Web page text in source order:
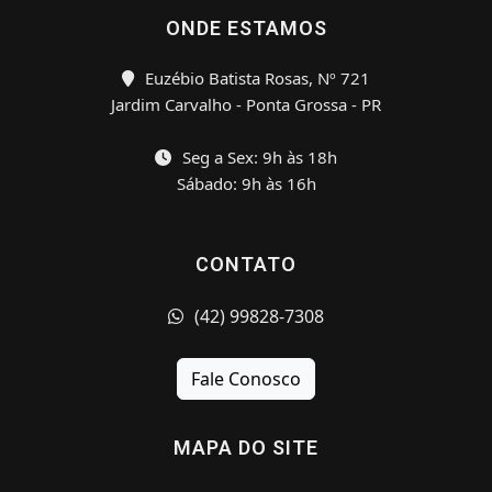
ONDE ESTAMOS
Euzébio Batista Rosas, Nº 721
Jardim Carvalho - Ponta Grossa - PR
Seg a Sex: 9h às 18h
Sábado: 9h às 16h
CONTATO
(42) 99828-7308
Fale Conosco
MAPA DO SITE